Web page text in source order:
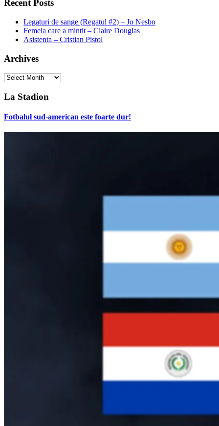
Recent Posts
Legaturi de sange (Regatul #2) – Jo Nesbo
Femeia care a mintit – Claire Douglas
Asistenta – Cristian Pistol
Archives
Archives
La Stadion
Fotbalul sud-american este foarte dur!